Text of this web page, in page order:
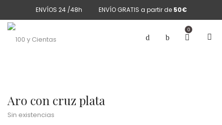
ENVÍOS 24 /48h ENVÍO GRATIS a partir de 50€
0
Aro con cruz plata
Sin existencias